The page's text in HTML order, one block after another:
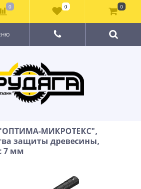
МИКРОТЕКС″,
защиты древесины,
7 мм
0 0 0